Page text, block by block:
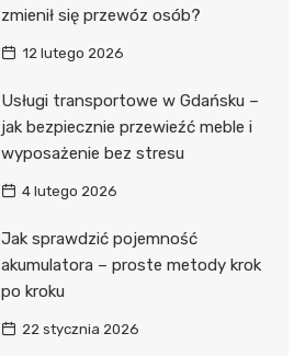
zmienił się przewóz osób?
12 lutego 2026
Usługi transportowe w Gdańsku –
jak bezpiecznie przewieźć meble i
wyposażenie bez stresu
4 lutego 2026
Jak sprawdzić pojemność
akumulatora – proste metody krok
po kroku
22 stycznia 2026